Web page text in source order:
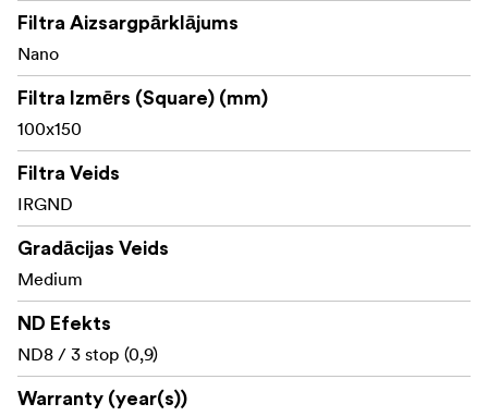
Ļoti zems krāsu piesārņojums, ļoti zems
Nav vinjetēšanas
Augsta izšķirtspēja
Nano pārklājums abās pusēs, ūdens un eļļas
atgrūdošs
Vides optiskais objektīva stikls (H-K9L)
Filtra Aizsargpārklājums
Nano
Filtra Izmērs (Square) (mm)
100x150
Filtra Veids
IRGND
Gradācijas Veids
Medium
ND Efekts
ND8 / 3 stop (0,9)
Warranty (year(s))